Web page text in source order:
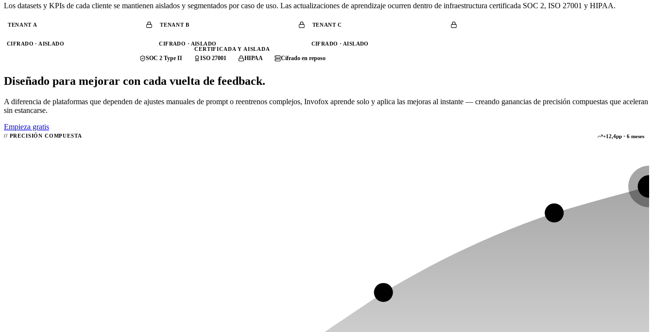
Los datasets y KPIs de cada cliente se mantienen aislados y segmentados por caso de uso. Las actualizaciones de aprendizaje ocurren dentro de infraestructura certificada SOC 2, ISO 27001 y HIPAA.
TENANT A
CIFRADO · AISLADO
TENANT B
CIFRADO · AISLADO
TENANT C
CIFRADO · AISLADO
CERTIFICADA Y AISLADA
SOC 2 Type II ISO 27001 HIPAA Cifrado en reposo
Diseñado para mejorar con cada vuelta de feedback.
A diferencia de plataformas que dependen de ajustes manuales de prompt o reentrenos complejos, Invofox aprende solo y aplica las mejoras al instante — creando ganancias de precisión compuestas que aceleran
sin estancarse.
Empieza gratis
// PRECISIÓN COMPUESTA +12,4pp · 6 meses